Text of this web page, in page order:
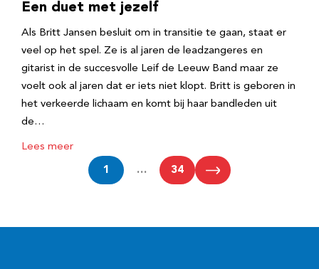
Een duet met jezelf
Als Britt Jansen besluit om in transitie te gaan, staat er
veel op het spel. Ze is al jaren de leadzangeres en
gitarist in de succesvolle Leif de Leeuw Band maar ze
voelt ook al jaren dat er iets niet klopt. Britt is geboren in
het verkeerde lichaam en komt bij haar bandleden uit
de…
Lees meer
1 … 34